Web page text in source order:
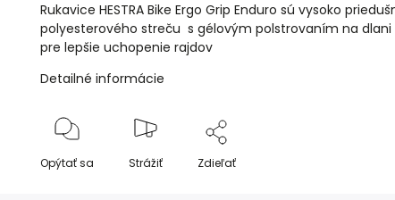
Rukavice HESTRA Bike Ergo Grip Enduro sú vysoko
polyesterového streču s gélovým polstrovaním na dlani
pre lepšie uchopenie rajdov
Detailné informácie
Opýtať sa Strážiť Zdieľať